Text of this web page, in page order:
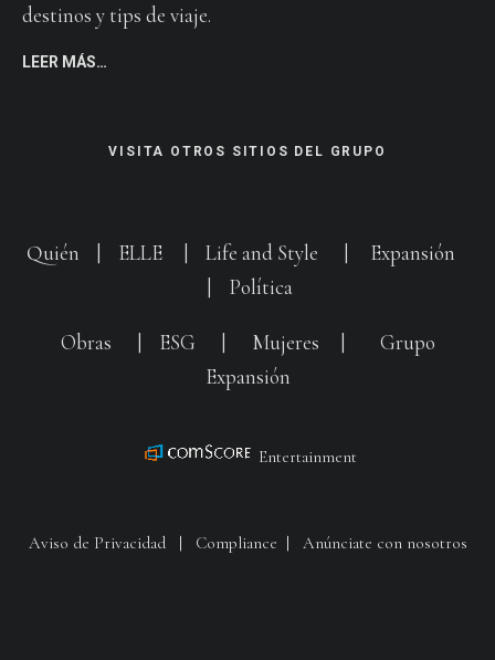
destinos y tips de viaje.
LEER MÁS…
VISITA OTROS SITIOS DEL GRUPO
Quién ELLE Life and Style
Expansión
Política
Obras ESG Mujeres
Grupo
Expansión
Entertainment
Aviso de Privacidad| Compliance | Anúnciate con nosotros